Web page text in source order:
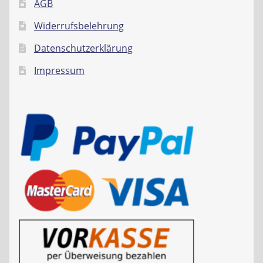
AGB
Widerrufsbelehrung
Datenschutzerklärung
Impressum